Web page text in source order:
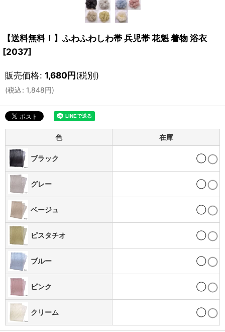
【送料無料！】ふわふわしわ帯 兵児帯 花魁 着物 浴衣
[2037]
販売価格: 1,680円(税別)
(税込: 1,848円)
色 在庫
ブラック ◯
グレー ◯
ベージュ ◯
ピスタチオ ◯
ブルー ◯
ピンク ◯
クリーム ◯